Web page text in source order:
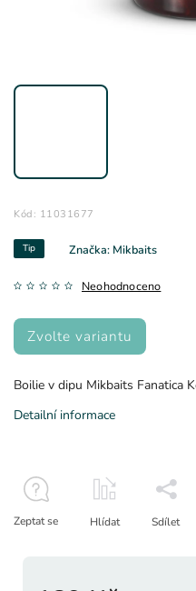
Kód: 11031677
Tip
Neohodnoceno
Značka: Mikbaits
Zvolte variantu
Boilie v dipu Mikbaits Fanatica
Detailní informace
Zeptat se Hlídat Sdílet